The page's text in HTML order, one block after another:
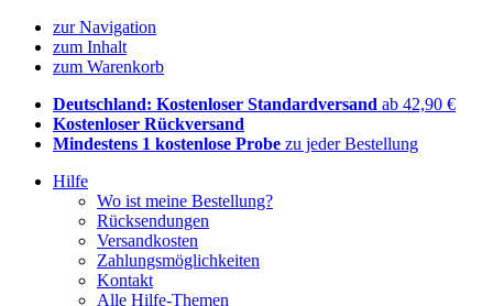
zur Navigation
zum Inhalt
zum Warenkorb
Deutschland: Kostenloser Standardversand ab 42,90 €
Kostenloser Rückversand
Mindestens 1 kostenlose Probe zu jeder Bestellung
Hilfe
Wo ist meine Bestellung?
Rücksendungen
Versandkosten
Zahlungsmöglichkeiten
Kontakt
Alle Hilfe-Themen